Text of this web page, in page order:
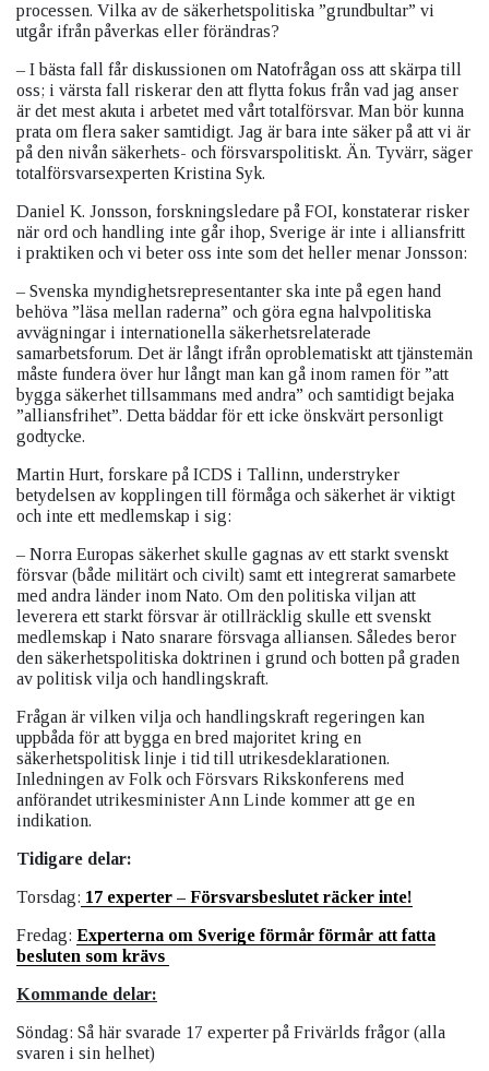
processen. Vilka av de säkerhetspolitiska ”grundbultar” vi
utgår ifrån påverkas eller förändras?
– I bästa fall får diskussionen om Natofrågan oss att skärpa till
oss; i värsta fall riskerar den att flytta fokus från vad jag anser
är det mest akuta i arbetet med vårt totalförsvar. Man bör kunna
prata om flera saker samtidigt. Jag är bara inte säker på att vi är
på den nivån säkerhets- och försvarspolitiskt. Än. Tyvärr, säger
totalförsvarsexperten Kristina Syk.
Daniel K. Jonsson, forskningsledare på FOI, konstaterar risker
när ord och handling inte går ihop, Sverige är inte i alliansfritt
i praktiken och vi beter oss inte som det heller menar Jonsson:
– Svenska myndighetsrepresentanter ska inte på egen hand
behöva ”läsa mellan raderna” och göra egna halvpolitiska
avvägningar i internationella säkerhetsrelaterade
samarbetsforum. Det är långt ifrån oproblematiskt att tjänstemän
måste fundera över hur långt man kan gå inom ramen för ”att
bygga säkerhet tillsammans med andra” och samtidigt bejaka
”alliansfrihet”. Detta bäddar för ett icke önskvärt personligt
godtycke.
Martin Hurt, forskare på ICDS i Tallinn, understryker
betydelsen av kopplingen till förmåga och säkerhet är viktigt
och inte ett medlemskap i sig:
– Norra Europas säkerhet skulle gagnas av ett starkt svenskt
försvar (både militärt och civilt) samt ett integrerat samarbete
med andra länder inom Nato. Om den politiska viljan att
leverera ett starkt försvar är otillräcklig skulle ett svenskt
medlemskap i Nato snarare försvaga alliansen. Således beror
den säkerhetspolitiska doktrinen i grund och botten på graden
av politisk vilja och handlingskraft.
Frågan är vilken vilja och handlingskraft regeringen kan
uppbåda för att bygga en bred majoritet kring en
säkerhetspolitisk linje i tid till utrikesdeklarationen.
Inledningen av Folk och Försvars Rikskonferens med
anförandet utrikesminister Ann Linde kommer att ge en
indikation.
Tidigare delar:
Torsdag: 17 experter – Försvarsbeslutet räcker inte!
Fredag: Experterna om Sverige förmår förmår att fatta
besluten som krävs
Kommande delar:
Söndag: Så här svarade 17 experter på Frivärlds frågor (alla
svaren i sin helhet)